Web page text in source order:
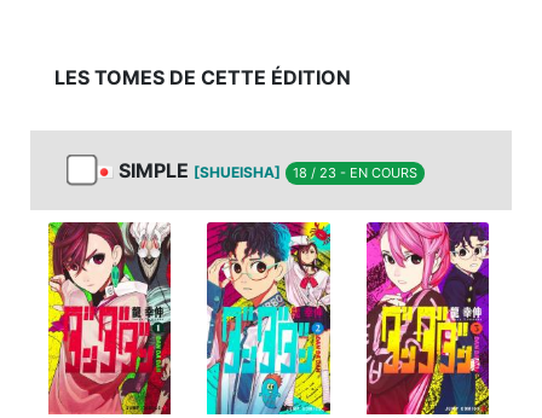
LES TOMES DE CETTE ÉDITION
SIMPLE [SHUEISHA] 18 / 23 - EN COURS